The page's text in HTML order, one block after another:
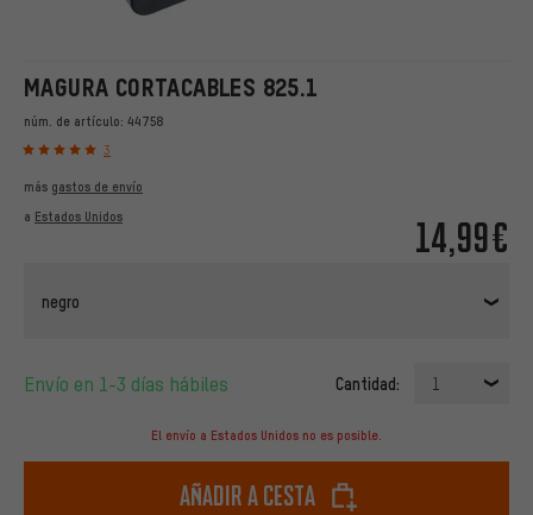
MAGURA CORTACABLES 825.1
núm. de artículo: 44758
3
14,99€
más gastos de envío
a Estados Unidos
negro
Envío en 1-3 días hábiles Cantidad: 1
El envío a Estados Unidos no es posible.
Añadir a cesta